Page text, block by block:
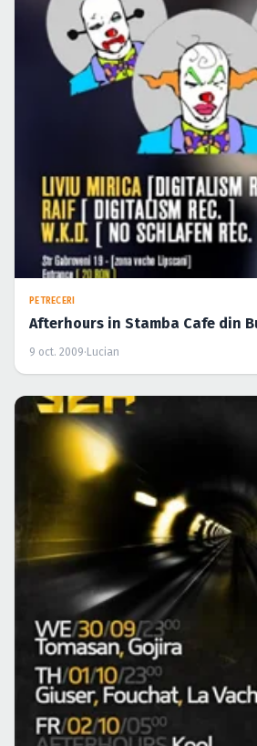
PETRECERI
Afterhours in Stamba Cafe din
9 oct. 2009· Lucian